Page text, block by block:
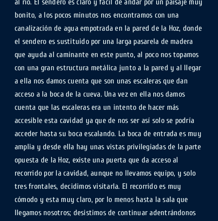
al río. El sendero es claro y fácil de andar por un paisaje muy
bonito, a los pocos minutos nos encontramos con una
canalización de agua empotrada en la pared de la Hoz, donde
el sendero es sustituido por una larga pasarela de madera
que ayuda al caminante en este punto, al poco nos topamos
con una gran estructura metálica junto a la pared y al llegar
a ella nos damos cuenta que son unas escaleras que dan
acceso a la boca de la cueva. Una vez en ella nos damos
cuenta que las escaleras era un intento de hacer más
accesible esta cavidad ya que de nos ser así solo se podría
acceder hasta su boca escalando. La boca de entrada es muy
amplia y desde ella hay unas vistas privilegiadas de la parte
opuesta de la Hoz, existe una puerta que da acceso al
recorrido por la cavidad, aunque no llevamos equipo, y solo
tres frontales, decidimos visitarla. El recorrido es muy
cómodo y esta muy claro, por lo menos hasta la sala que
llegamos nosotros; desistimos de continuar adentrándonos